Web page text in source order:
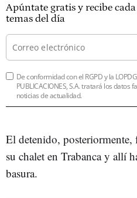
Apúntate gratis y recibe
temas del día
De conformidad con el RGPD y la
PUBLICACIONES, S.A. tratará los
noticias de actualidad.
El detenido, posteriormente,
su chalet en Trabanca y allí
basura.